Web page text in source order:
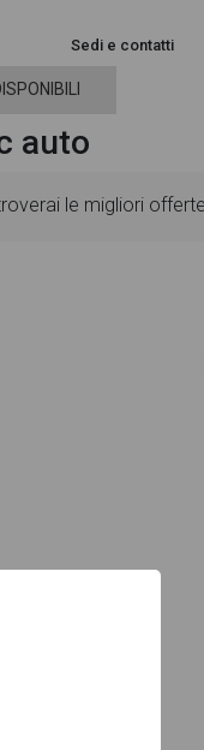
Sedi e contatti
auto
le migliori
4matic auto